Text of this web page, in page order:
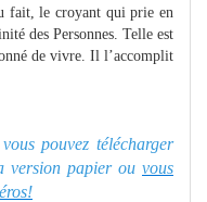
fait, le croyant qui prie en
des Personnes. Telle est
de vivre. Il l’accomplit
pouvez télécharger
version papier ou vous